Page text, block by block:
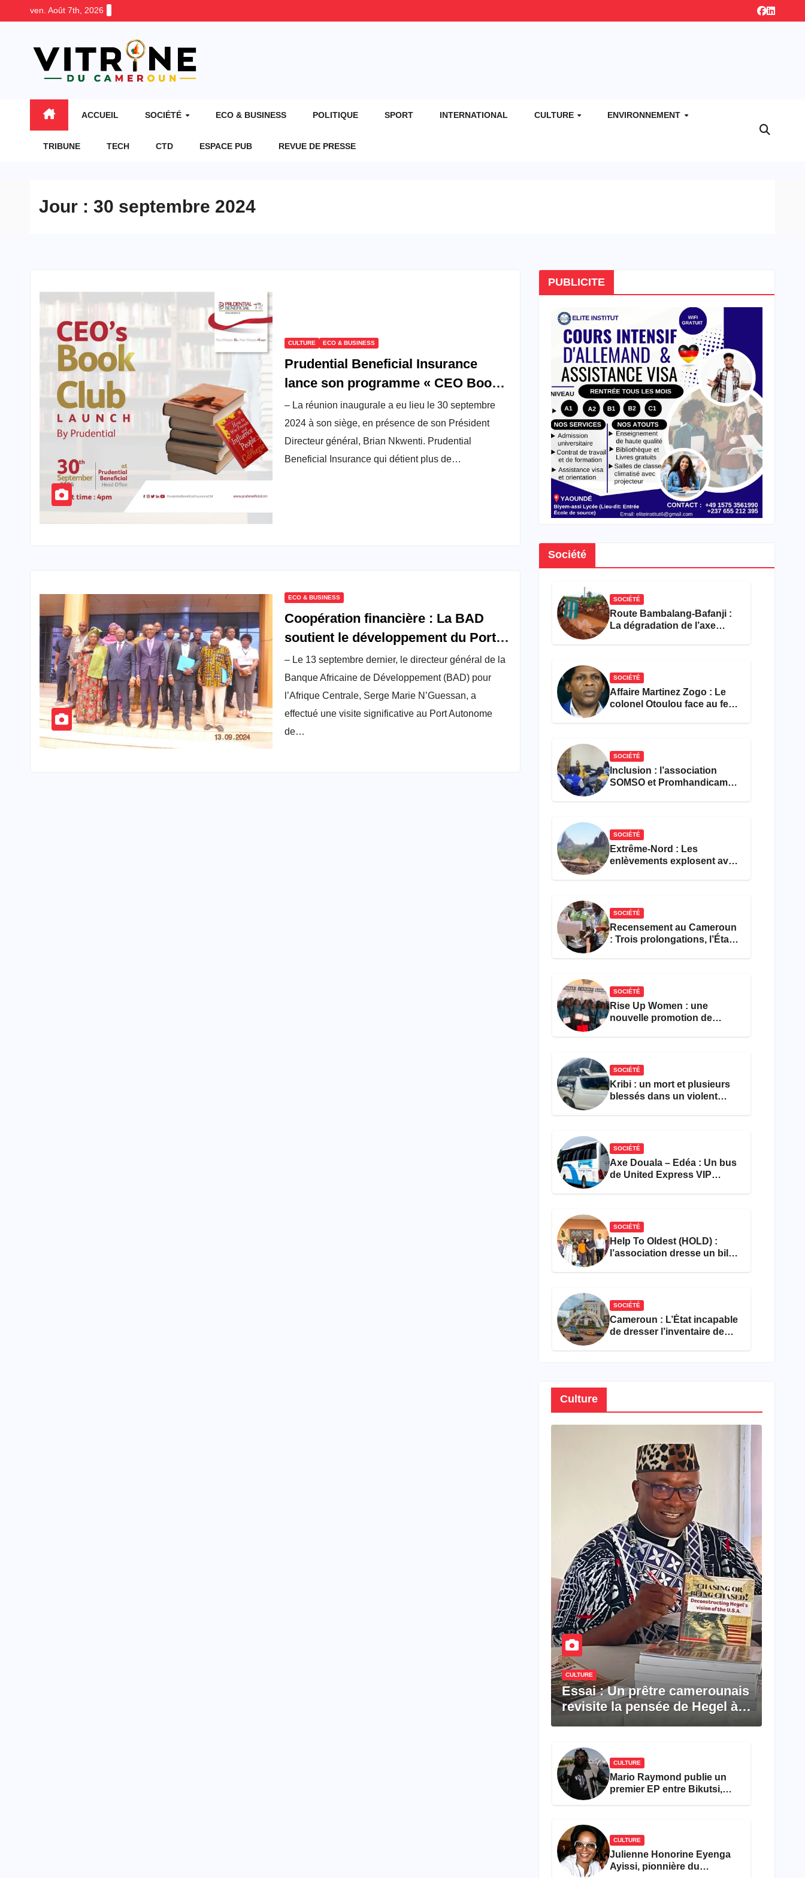
ven. Août 7th, 2026
ACCUEIL SOCIÉTÉ ECO & BUSINESS POLITIQUE SPORT INTERNATIONAL CULTURE ENVIRONNEMENT
TRIBUNE TECH CTD ESPACE PUB REVUE DE PRESSE
Jour : 30 septembre 2024
CULTURE ECO & BUSINESS
Prudential Beneficial Insurance
lance son programme « CEO Book
Club »
– La réunion inaugurale a eu lieu le 30 septembre
2024 à son siège, en présence de son Président
Directeur général, Brian Nkwenti. Prudential
Beneficial Insurance qui détient plus de…
ECO & BUSINESS
Coopération financière : La BAD
soutient le développement du Port
de Kribi
– Le 13 septembre dernier, le directeur général de la
Banque Africaine de Développement (BAD) pour
l’Afrique Centrale, Serge Marie N’Guessan, a
effectué une visite significative au Port Autonome
de…
PUBLICITE
Société
SOCIÉTÉ
Route Bambalang-Bafanji :
La dégradation de l’axe
SOCIÉTÉ
Affaire Martinez Zogo : Le
colonel Otoulou face au feu
SOCIÉTÉ
Inclusion : l’association
SOMSO et Promhandicam
SOCIÉTÉ
Extrême-Nord : Les
enlèvements explosent avec
SOCIÉTÉ
Recensement au Cameroun
: Trois prolongations, l’État
SOCIÉTÉ
Rise Up Women : une
nouvelle promotion de
SOCIÉTÉ
Kribi : un mort et plusieurs
blessés dans un violent
SOCIÉTÉ
Axe Douala – Edéa : Un bus
de United Express VIP
SOCIÉTÉ
Help To Oldest (HOLD) :
l’association dresse un bilan
SOCIÉTÉ
Cameroun : L’État incapable
de dresser l’inventaire de
Culture
CULTURE
Essai : Un prêtre camerounais
revisite la pensée de Hegel à
CULTURE
Mario Raymond publie un
premier EP entre Bikutsi,
CULTURE
Julienne Honorine Eyenga
Ayissi, pionnière du